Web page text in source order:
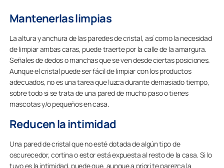
Mantenerlas limpias
La altura y anchura de las paredes de cristal, así como la necesidad
de limpiar ambas caras, puede traerte por la calle de la amargura.
Señales de dedos o manchas que se ven desde ciertas posiciones.
Aunque el cristal puede ser fácil de limpiar con los productos
adecuados, no es una tarea que luzca durante demasiado tiempo,
sobre todo si se trata de una pared de mucho paso o tienes
mascotas y/o pequeños en casa.
Reducen la intimidad
Una pared de cristal que no esté dotada de algún tipo de
oscurecedor, cortina o estor está expuesta al resto de la casa. Si lo
tuyo es la intimidad, puede que, aunque a priori te parezca la